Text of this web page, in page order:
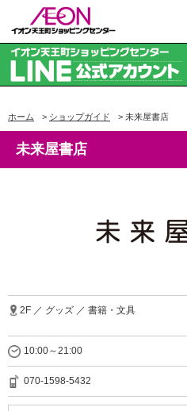
ホーム > ショップガイド > 未来屋書店
未来屋書店
2F ／ グッズ ／ 書籍・文具
10:00～21:00
070-1598-5432